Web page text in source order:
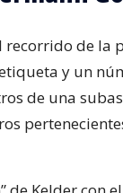
de la
y un
de una